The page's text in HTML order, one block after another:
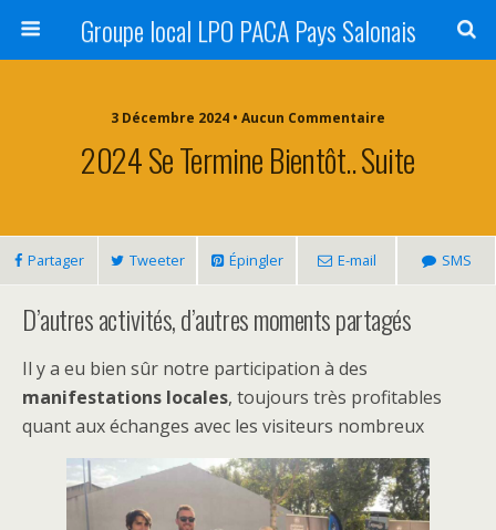
Groupe local LPO PACA Pays Salonais
3 Décembre 2024 • Aucun Commentaire
2024 Se Termine Bientôt.. Suite
Partager Tweeter Épingler E-mail SMS
D’autres activités, d’autres moments partagés
Il y a eu bien sûr notre participation à des
manifestations locales, toujours très profitables
quant aux échanges avec les visiteurs nombreux